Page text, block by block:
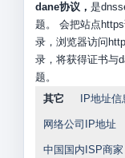
dane协议， 是
题。 会把站点
录，浏览器访问
录，将获得证书与
题。
其它
IP地址信
网络公司IP地址
中国国内ISP商